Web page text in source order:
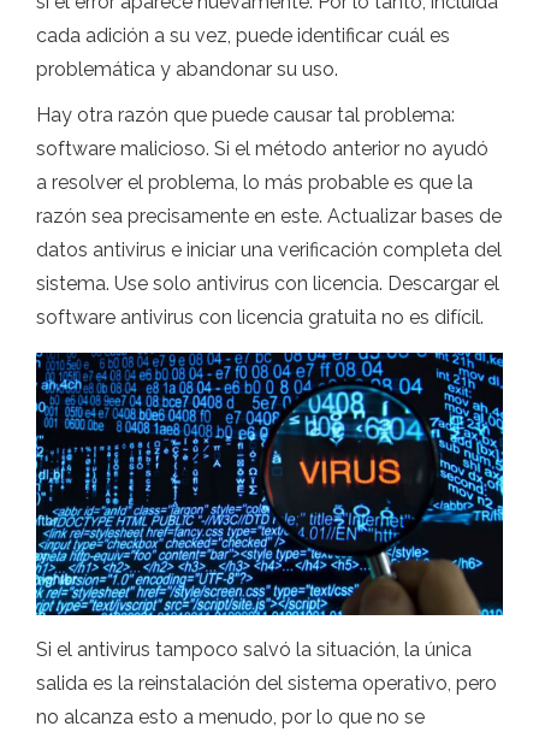
cada adición a su vez, puede identificar cuál es
problemática y abandonar su uso.
Hay otra razón que puede causar tal problema:
software malicioso. Si el método anterior no ayudó
a resolver el problema, lo más probable es que la
razón sea precisamente en este. Actualizar bases de
datos antivirus e iniciar una verificación completa del
sistema. Use solo antivirus con licencia. Descargar el
software antivirus con licencia gratuita no es difícil.
Si el antivirus tampoco salvó la situación, la única
salida es la reinstalación del sistema operativo, pero
no alcanza esto a menudo, por lo que no se